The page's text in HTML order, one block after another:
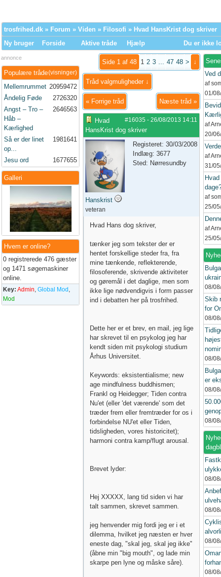
trosfrihed.dk » Forum » Viden » Filosofi » Hvad HansKrist dog skriver
Ny bruger
Forside Aktive tråde Hjælp Du er ikke
annonce
(visninger)
Populære tråde
Mellemrummet 20959472
Åndelig Føde
2726320
Angst – Tro –
Håb –
Kærlighed
2646563
Så er der linet
op...
1981641
Jesu ord 1677655
Galleri
Hvem er online?
0 registrerede 476 gæster
og 1471 søgemaskiner
online.
Key: Admin, Global Mod ,
Mod
Side 1 af 48 1 2 3 ... 47 48 > ↓
Tråd valgmuligheder ↓
« Forrige tråd Næste tråd »
#16035 - 26/08/2013 14:11
Hvad
HansKrist dog skriver
Hanskrist
veteran
Registeret: 30/03/2008
Indlæg: 3677
Sted: Nørresundby
Hvad Hans dog skriver,
tænker jeg som tekster der er
hentet forskellige steder fra, fra
mine tænkende, reflekterende,
filosoferende, skrivende aktiviteter
og gøremål i det daglige, men som
ikke lige nødvendigvis i form passer
ind i debatten her på trosfrihed.
Dette her er et brev, en mail, jeg lige
har skrevet til en psykolog jeg har
kendt siden mit psykologi studium
Århus Universitet.
Keywords: eksistentialisme; new
age mindfulness buddhismen;
Frankl og Heidegger; Tiden contra
Nu'et (eller 'det værende' som det
træder frem eller fremtræder for os i
forbindelse NU'et eller Tiden,
tidsligheden, vores historicitet);
harmoni contra kamp/flugt arousal.
Brevet lyder:
Hej XXXXX, lang tid siden vi har
talt sammen, skrevet sammen.
jeg henvender mig fordi jeg er i et
dilemma, hvilket jeg næsten er hver
eneste dag, "skal jeg, skal jeg ikke"
(åbne min "big mouth", og lade min
skarpe pen lyne og måske såre).
Ved
af
01/
af
20/
af
31/
af
25/
af
25/
08/
Skib
for
08/
08/
er
08/
08/
08/
08/
08/
08/